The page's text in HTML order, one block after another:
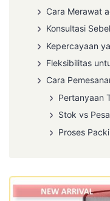
Cara Merawat
Konsultasi
Kepercayaan
Fleksibilitas
Cara
Pertanyaan
Stok vs
Proses